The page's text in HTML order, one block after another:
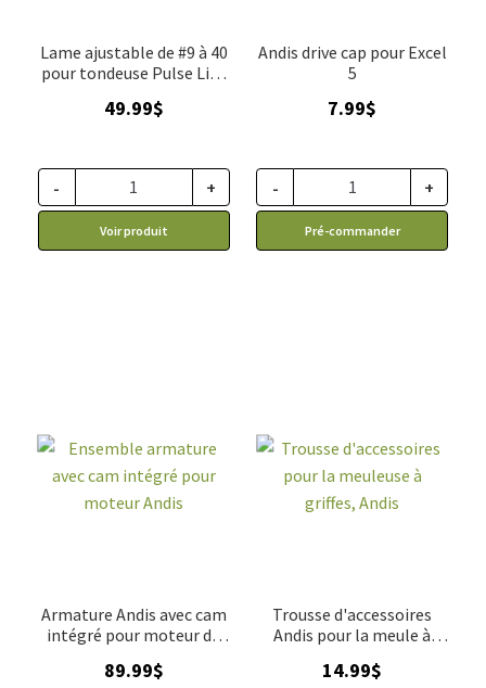
Lame ajustable de #9 à 40
pour tondeuse Pulse Li 5,
49.99$
- +
Voir produit
Andis drive cap pour Excel
5
7.99$
- +
Pré-commander
Armature Andis avec cam
intégré pour moteur de
2 Super
89.99$
Trousse d'accessoires
Andis pour la meule à
14.99$